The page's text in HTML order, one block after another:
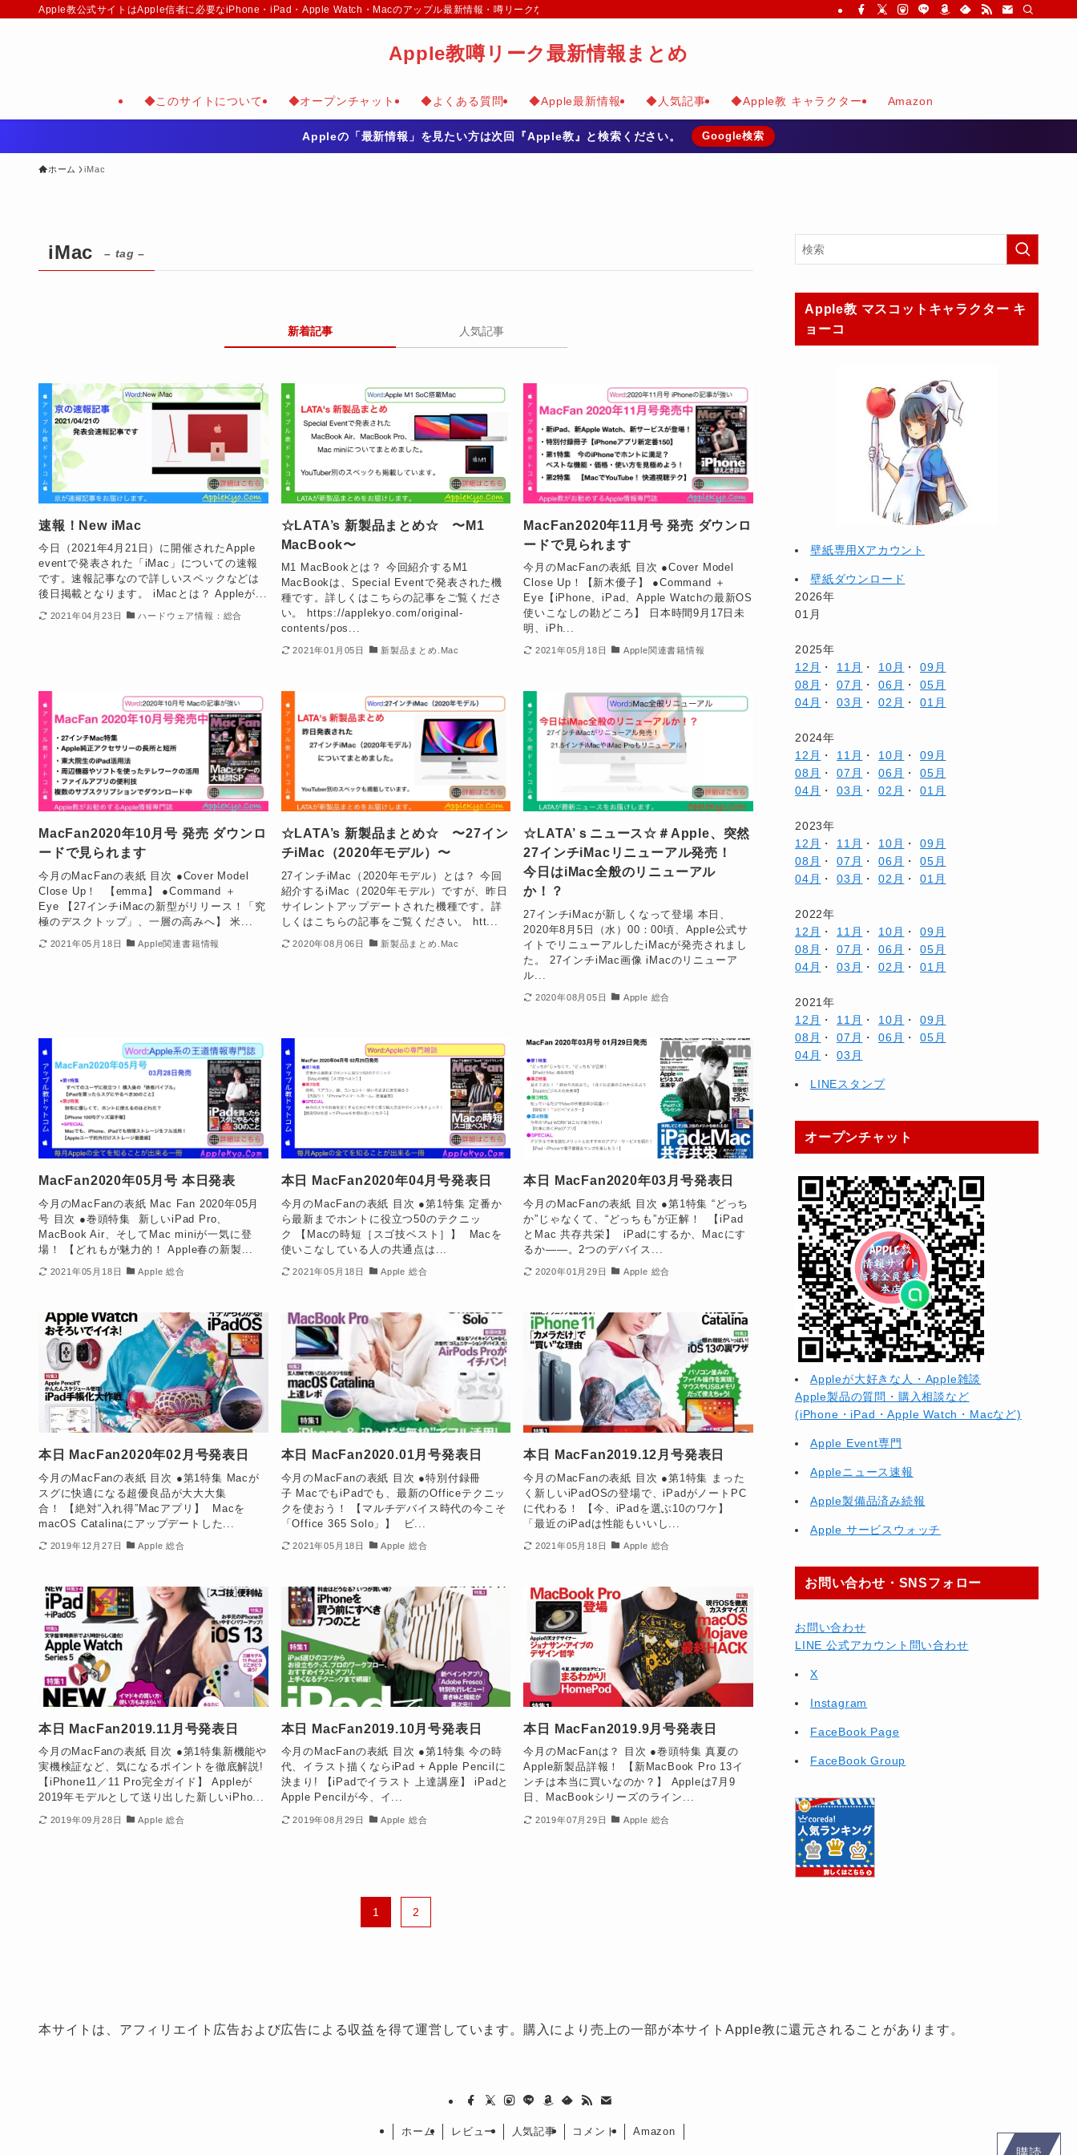
Apple教公式サイトはApple信者に必要なiPhone・iPad・Apple Watch・Macのアップル最新情報・噂リークなどのまとめて掲載
Apple教噂リーク最新情報まとめ
◆このサイトについて ◆オープンチャット ◆よくある質問 ◆Apple最新情報 ◆人気記事 ◆Apple教 キャラクター Amazon
Appleの「最新情報」を見たい方は次回『Apple教』と検索ください。 Google検索
ホーム iMac
iMac – tag –
新着記事 人気記事
速報！New iMac
今日（2021年4月21日）に開催されたApple
eventで発表された「iMac」についての速報
です。速報記事なので詳しいスペックなどは
後日掲載となります。 iMacとは？ Appleが...
2021年04月23日 ハードウェア情報：総合
☆LATA’s 新製品まとめ☆ 〜M1
MacBook〜
M1 MacBookとは？ 今回紹介するM1
MacBookは、Special Eventで発表された機
種です。詳しくはこちらの記事をご覧くださ
い。 https://applekyo.com/original-
contents/pos...
2021年01月05日 新製品まとめ.Mac
MacFan2020年11月号 発売 ダウンロ
ードで見られます
今月のMacFanの表紙 目次 ●Cover Model
Close Up！【新木優子】 ●Command ＋
Eye【iPhone、iPad、Apple Watchの最新OS
使いこなしの勘どころ】 日本時間9月17日未
明、iPh...
2021年05月18日 Apple関連書籍情報
MacFan2020年10月号 発売 ダウンロ
ードで見られます
今月のMacFanの表紙 目次 ●Cover Model
Close Up！ 【emma】 ●Command ＋
Eye 【27インチiMacの新型がリリース！「究
極のデスクトップ」、一層の高みへ】 米...
2021年05月18日 Apple関連書籍情報
☆LATA’s 新製品まとめ☆ 〜27イン
チiMac（2020年モデル）〜
27インチiMac（2020年モデル）とは？ 今回
紹介するiMac（2020年モデル）ですが、昨日
サイレントアップデートされた機種です。詳
しくはこちらの記事をご覧ください。 htt...
2020年08月06日 新製品まとめ.Mac
☆LATA’ｓニュース☆＃Apple、突然
27インチiMacリニューアル発売！
今日はiMac全般のリニューアル
か！？
27インチiMacが新しくなって登場 本日、
2020年8月5日（水）00：00頃、Apple公式サ
イトでリニューアルしたiMacが発売されまし
た。 27インチiMac画像 iMacのリニューア
ル...
2020年08月05日 Apple 総合
MacFan2020年05月号 本日発表
今月のMacFanの表紙 Mac Fan 2020年05月
号 目次 ●巻頭特集 新しいiPad Pro、
MacBook Air、そしてMac miniが一気に登
場！ 【どれもが魅力的！ Apple春の新製...
2021年05月18日 Apple 総合
本日 MacFan2020年04月号発表日
今月のMacFanの表紙 目次 ●第1特集 定番か
ら最新までホントに役立つ50のテクニッ
ク 【Macの時短［スゴ技ベスト］】 Macを
使いこなしている人の共通点は...
2021年05月18日 Apple 総合
本日 MacFan2020年03月号発表日
今月のMacFanの表紙 目次 ●第1特集 “どっち
か”じゃなくて、“どっちも”が正解！ 【iPad
とMac 共存共栄】 iPadにするか、Macにす
るか――。2つのデバイス...
2020年01月29日 Apple 総合
本日 MacFan2020年02月号発表日
今月のMacFanの表紙 目次 ●第1特集 Macが
スグに快適になる超優良品が大大大集
合！ 【絶対“入れ得”Macアプリ】 Macを
macOS Catalinaにアップデートした...
2019年12月27日 Apple 総合
本日 MacFan2020.01月号発表日
今月のMacFanの表紙 目次 ●特別付録冊
子 MacでもiPadでも、最新のOfficeテクニッ
クを使おう！ 【マルチデバイス時代の今こそ
「Office 365 Solo」】 ビ...
2021年05月18日 Apple 総合
本日 MacFan2019.12月号発表日
今月のMacFanの表紙 目次 ●第1特集 まった
く新しいiPadOSの登場で、iPadがノートPC
に代わる！ 【今、iPadを選ぶ10のワケ】
「最近のiPadは性能もいいし...
2021年05月18日 Apple 総合
本日 MacFan2019.11月号発表日
今月のMacFanの表紙 目次 ●第1特集新機能や
実機検証など、気になるポイントを徹底解説!
【iPhone11／11 Pro完全ガイド】 Appleが
2019年モデルとして送り出した新しいiPho...
2019年09月28日 Apple 総合
本日 MacFan2019.10月号発表日
今月のMacFanの表紙 目次 ●第1特集 今の時
代、イラスト描くならiPad + Apple Pencilに
決まり! 【iPadでイラスト 上達講座】 iPadと
Apple Pencilが今、イ...
2019年08月29日 Apple 総合
本日 MacFan2019.9月号発表日
今月のMacFanは？ 目次 ●巻頭特集 真夏の
Apple新製品詳報！ 【新MacBook Pro 13イ
ンチは本当に買いなのか？】 Appleは7月9
日、MacBookシリーズのライン...
2019年07月29日 Apple 総合
1 2
Apple教 マスコットキャラクター キ
ョーコ
壁紙専用Xアカウント
壁紙ダウンロード
2026年
01月
2025年
12月 ・ 11月 ・ 10月 ・09月
08月 ・07月 ・06月 ・05月
04月 ・03月 ・02月 ・01月
2024年
12月 ・ 11月 ・ 10月 ・09月
08月 ・07月 ・06月 ・05月
04月 ・03月 ・02月 ・01月
2023年
12月 ・ 11月 ・ 10月 ・09月
08月 ・07月 ・06月 ・05月
04月 ・03月 ・02月 ・01月
2022年
12月 ・ 11月 ・ 10月 ・09月
08月 ・07月 ・06月 ・05月
04月 ・03月 ・02月 ・01月
2021年
12月 ・ 11月 ・ 10月 ・09月
08月 ・07月 ・06月 ・05月
04月 ・03月
LINEスタンプ
オープンチャット
Appleが大好きな人・Apple雑談
Apple製品の質問・購入相談など
(iPhone・iPad・Apple Watch・Macなど)
Apple Event専門
Appleニュース速報
Apple製備品済み続報
Apple サービスウォッチ
お問い合わせ・SNSフォロー
お問い合わせ
LINE 公式アカウント問い合わせ
X
Instagram
FaceBook Page
FaceBook Group
本サイトは、アフィリエイト広告および広告による収益を得て運営しています。購入により売上の一部が本サイトApple教に還元されることがあります。
ホーム レビュー 人気記事 コメント Amazon